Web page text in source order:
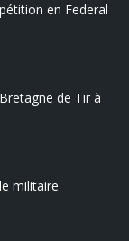
en Federal
de Tir à
militaire